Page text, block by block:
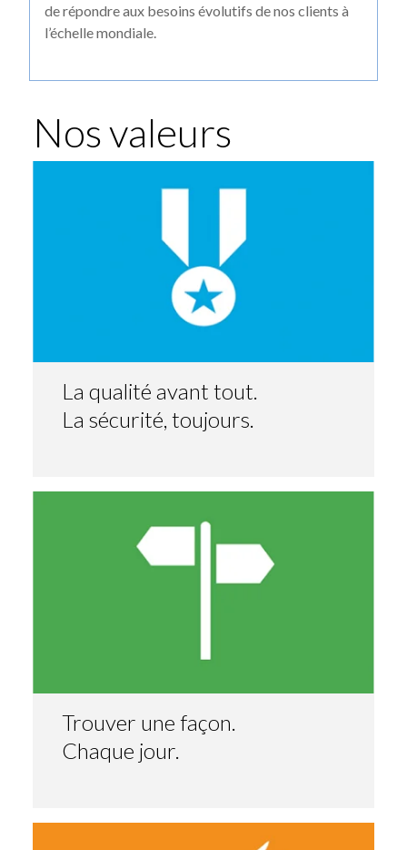
de répondre aux besoins évolutifs de nos clients à
l’échelle mondiale.
Nos valeurs
La qualité avant tout.
La sécurité, toujours.
Trouver une façon.
Chaque jour.